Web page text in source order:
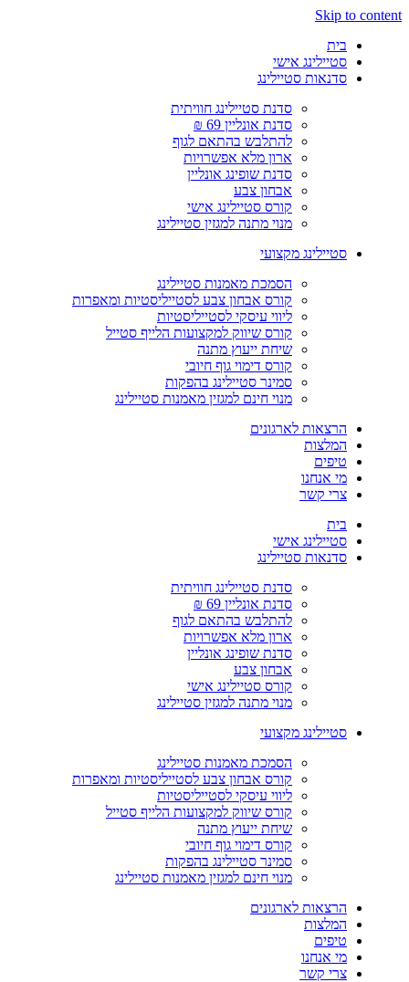
Skip to content
בית
סטיילינג אישי
סדנאות סטיילינג
סדנת סטיילינג חוויתית
סדנת אונליין 69 ₪
להתלבש בהתאם לגוף
ארון מלא אפשרויות
סדנת שופינג אונליין
אבחון צבע
קורס סטיילינג אישי
מנוי מתנה למגזין סטיילינג
סטיילינג מקצועי
הסמכת מאמנות סטיילינג
קורס אבחון צבע לסטייליסטיות ומאפרות
ליווי עיסקי לסטייליסטיות
קורס שיווק למקצועות הלייף סטייל
שיחת ייעוץ מתנה
קורס דימוי גוף חיובי
סמינר סטיילינג בהפקות
מנוי חינם למגזין מאמנות סטיילינג
הרצאות לארגונים
המלצות
טיפים
מי אנחנו
צרי קשר
בית
סטיילינג אישי
סדנאות סטיילינג
סדנת סטיילינג חוויתית
סדנת אונליין 69 ₪
להתלבש בהתאם לגוף
ארון מלא אפשרויות
סדנת שופינג אונליין
אבחון צבע
קורס סטיילינג אישי
מנוי מתנה למגזין סטיילינג
סטיילינג מקצועי
הסמכת מאמנות סטיילינג
קורס אבחון צבע לסטייליסטיות ומאפרות
ליווי עיסקי לסטייליסטיות
קורס שיווק למקצועות הלייף סטייל
שיחת ייעוץ מתנה
קורס דימוי גוף חיובי
סמינר סטיילינג בהפקות
מנוי חינם למגזין מאמנות סטיילינג
הרצאות לארגונים
המלצות
טיפים
מי אנחנו
צרי קשר